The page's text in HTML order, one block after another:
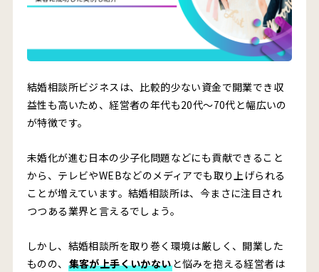
結婚相談所ビジネスは、比較的少ない資金で開業でき収
益性も高いため、経営者の年代も20代〜70代と幅広いの
が特徴です。
未婚化が進む日本の少子化問題などにも貢献できること
から、テレビやWEBなどのメディアでも取り上げられる
ことが増えています。結婚相談所は、今まさに注目され
つつある業界と言えるでしょう。
しかし、結婚相談所を取り巻く環境は厳しく、開業した
ものの、 集客が上手くいかないと悩みを抱える経営者は